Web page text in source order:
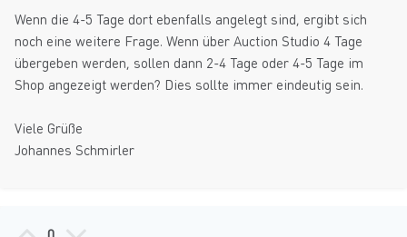
Wenn die 4-5 Tage dort ebenfalls angelegt sind, ergibt sich
noch eine weitere Frage. Wenn über Auction Studio 4 Tage
übergeben werden, sollen dann 2-4 Tage oder 4-5 Tage im
Shop angezeigt werden? Dies sollte immer eindeutig sein.
Viele Grüße
Johannes Schmirler